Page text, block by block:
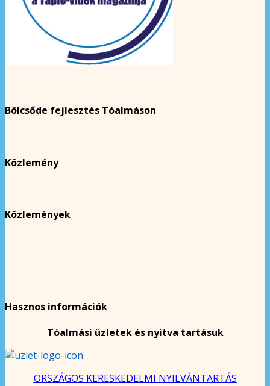
Bölcsőde fejlesztés Tóalmáson
Közlemény
Közlemények
Hasznos információk
Tóalmási üzletek és nyitva tartásuk
ORSZÁGOS KERESKEDELMI NYILVÁNTARTÁS